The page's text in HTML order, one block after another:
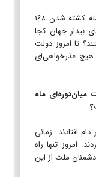
اما آمریکایی‌ها مرتکب جنایت شدند؛ از جمله کشته شدن ۱۶۸
بیدار جهان کجا
تا امروز دولت
هیچ عذرخواهی‌ای
میان‌دوره‌ای ماه
افتادند. زمانی
امروز تنها راه
ملت از این